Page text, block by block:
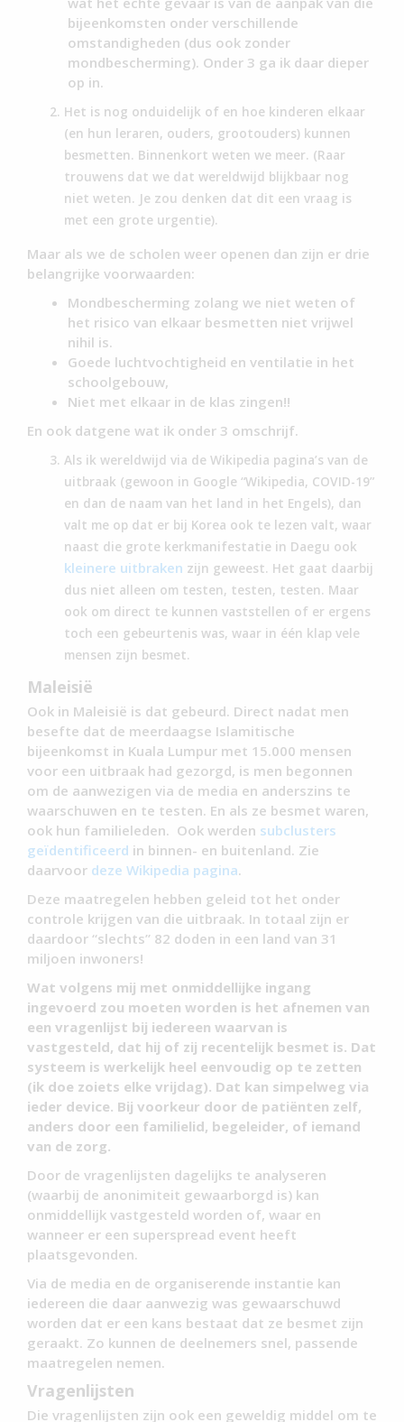
bijeenkomsten onder verschillende
omstandigheden (dus ook zonder
mondbescherming). Onder 3 ga ik daar dieper
op in.
Het is nog onduidelijk of en hoe kinderen elkaar
(en hun leraren, ouders, grootouders) kunnen
besmetten. Binnenkort weten we meer. (Raar
trouwens dat we dat wereldwijd blijkbaar nog
niet weten. Je zou denken dat dit een vraag is
met een grote urgentie).
Maar als we de scholen weer openen dan zijn er drie
belangrijke voorwaarden:
Mondbescherming zolang we niet weten of
het risico van elkaar besmetten niet vrijwel
nihil is.
Goede luchtvochtigheid en ventilatie in het
schoolgebouw,
Niet met elkaar in de klas zingen!!
En ook datgene wat ik onder 3 omschrijf.
Als ik wereldwijd via de Wikipedia pagina’s van de
uitbraak (gewoon in Google “Wikipedia, COVID-19”
en dan de naam van het land in het Engels), dan
valt me op dat er bij Korea ook te lezen valt, waar
naast die grote kerkmanifestatie in Daegu ook
kleinere uitbraken zijn geweest. Het gaat daarbij
dus niet alleen om testen, testen, testen. Maar
ook om direct te kunnen vaststellen of er ergens
toch een gebeurtenis was, waar in één klap vele
mensen zijn besmet.
Maleisië
Ook in Maleisië is dat gebeurd. Direct nadat men
besefte dat de meerdaagse Islamitische
bijeenkomst in Kuala Lumpur met 15.000 mensen
voor een uitbraak had gezorgd, is men begonnen
om de aanwezigen via de media en anderszins te
waarschuwen en te testen. En als ze besmet waren,
ook hun familieleden. Ook werden subclusters
geïdentificeerd in binnen- en buitenland. Zie
daarvoor deze Wikipedia pagina.
Deze maatregelen hebben geleid tot het onder
controle krijgen van die uitbraak. In totaal zijn er
daardoor “slechts” 82 doden in een land van 31
miljoen inwoners!
Wat volgens mij met onmiddellijke ingang
ingevoerd zou moeten worden is het afnemen van
een vragenlijst bij iedereen waarvan is
vastgesteld, dat hij of zij recentelijk besmet is. Dat
systeem is werkelijk heel eenvoudig op te zetten
(ik doe zoiets elke vrijdag). Dat kan simpelweg via
ieder device. Bij voorkeur door de patiënten zelf,
anders door een familielid, begeleider, of iemand
van de zorg.
Door de vragenlijsten dagelijks te analyseren
(waarbij de anonimiteit gewaarborgd is) kan
onmiddellijk vastgesteld worden of, waar en
wanneer er een superspread event heeft
plaatsgevonden.
Via de media en de organiserende instantie kan
iedereen die daar aanwezig was gewaarschuwd
worden dat er een kans bestaat dat ze besmet zijn
geraakt. Zo kunnen de deelnemers snel, passende
maatregelen nemen.
Vragenlijsten
Die vragenlijsten zijn ook een geweldig middel om te